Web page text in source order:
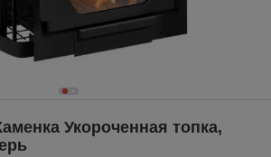
Укороченная топка,